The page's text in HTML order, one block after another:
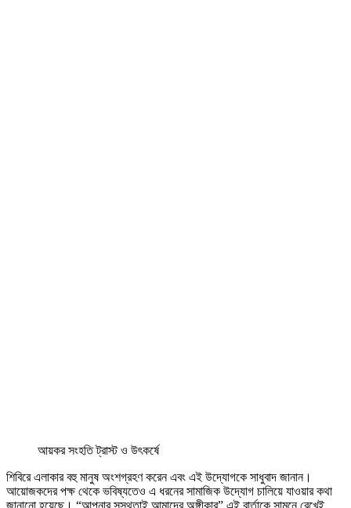
আয়কর সংহতি ট্রাস্ট ও উৎকর্ষে
শিবিরে এলাকার বহু মানুষ অংশগ্রহণ করেন এবং এই উদ্যোগকে সাধুবাদ জানান।
আয়োজকদের পক্ষ থেকে ভবিষ্যতেও এ ধরনের সামাজিক উদ্যোগ চালিয়ে যাওয়ার কথা
জানানো হয়েছে। “আপনার সুস্থতাই আমাদের অঙ্গীকার” এই বার্তাকে সামনে রেখেই